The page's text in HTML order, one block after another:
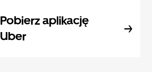
Pobierz aplikację
Uber